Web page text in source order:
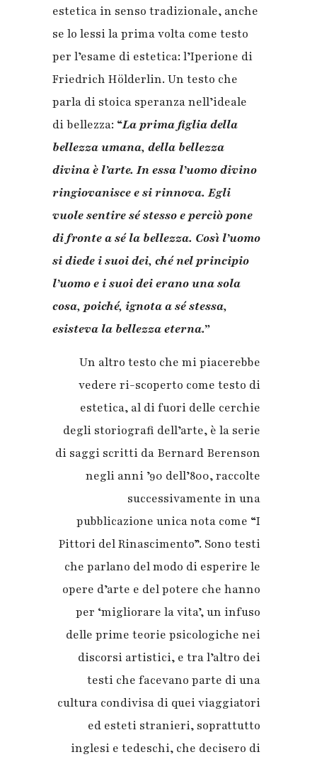
estetica in senso tradizionale, anche
se lo lessi la prima volta come testo
per l’esame di estetica: l’Iperione di
Friedrich Hölderlin. Un testo che
parla di stoica speranza nell’ideale
di bellezza: “La prima figlia della
bellezza umana, della bellezza
divina è l’arte. In essa l’uomo divino
ringiovanisce e si rinnova. Egli
vuole sentire sé stesso e perciò pone
di fronte a sé la bellezza. Così l’uomo
si diede i suoi dei, ché nel principio
l’uomo e i suoi dei erano una sola
cosa, poiché, ignota a sé stessa,
esisteva la bellezza eterna.”
Un altro testo che mi piacerebbe
vedere ri-scoperto come testo di
estetica, al di fuori delle cerchie
degli storiografi dell’arte, è la serie
di saggi scritti da Bernard Berenson
negli anni ’90 dell’800, raccolte
successivamente in una
pubblicazione unica nota come “I
Pittori del Rinascimento”. Sono testi
che parlano del modo di esperire le
opere d’arte e del potere che hanno
per ‘migliorare la vita’, un infuso
delle prime teorie psicologiche nei
discorsi artistici, e tra l’altro dei
testi che facevano parte di una
cultura condivisa di quei viaggiatori
ed esteti stranieri, soprattutto
inglesi e tedeschi, che decisero di